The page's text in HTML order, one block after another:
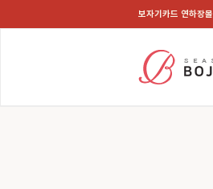
보자기카드 연하장몰